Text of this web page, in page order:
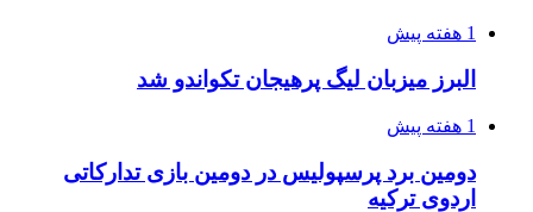
1 هفته پیش
البرز میزبان لیگ پرهیجان تکواندو شد
1 هفته پیش
دومین برد پرسپولیس در دومین بازی تدارکاتی
اردوی ترکیه